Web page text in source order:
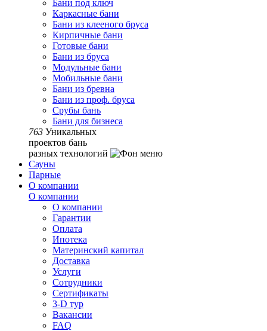
Бани под ключ
Каркасные бани
Бани из клееного бруса
Кирпичные бани
Готовые бани
Бани из бруса
Модульные бани
Мобильные бани
Бани из бревна
Бани из проф. бруса
Срубы бань
Бани для бизнеса
763 Уникальных
проектов бань
разных технологий
Сауны
Парные
О компании
О компании
О компании
Гарантии
Оплата
Ипотека
Материнский капитал
Доставка
Услуги
Сотрудники
Сертификаты
3-D тур
Вакансии
FAQ